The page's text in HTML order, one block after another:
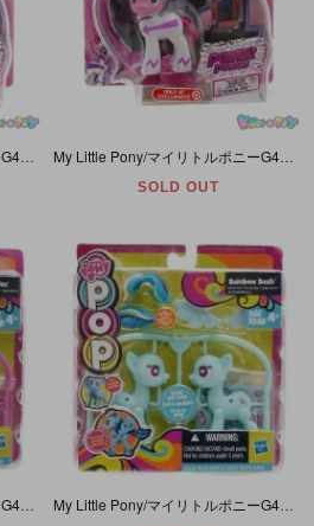
My Little Pony/マイリトルポニーG4・Power Ponies/パワーポニー・Rainbow Dash/レインボーダッシュ・2014年
SOLD OUT
My Little Pony/マイリトルポニーG4・Pop/ポップ・Cheerilee/チアリー・スターターキット・2013年